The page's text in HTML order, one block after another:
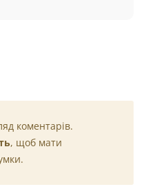
коментарів.
, щоб мати